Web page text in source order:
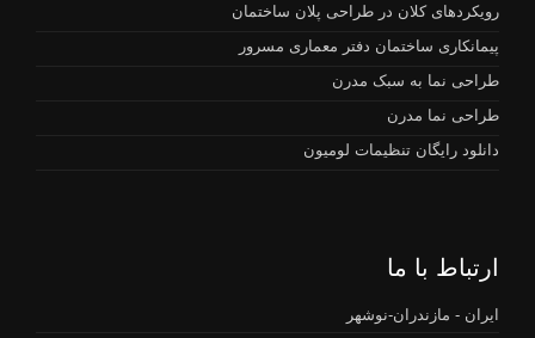
رویکردهای کلان در طراحی پلان ساختمان
پیمانکاری ساختمان دفتر معماری مسرور
طراحی نما به سبک مدرن
طراحی نما مدرن
دانلود رایگان تنظیمات لومیون
ارتباط با ما
ایران - مازندران-نوشهر